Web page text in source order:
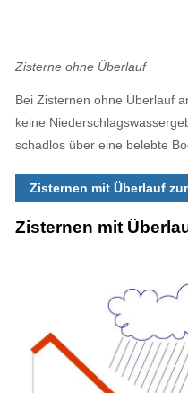
Zisterne ohne Überlauf
Bei Zisternen ohne Überlauf
keine
schadlos über eine belebte
Zisternen mit Überlauf
Zisternen mit